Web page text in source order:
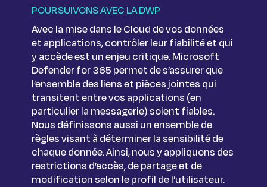
POURSUIVONS AVEC LA DWP
Avec la mise dans le Cloud de vos données
et applications, contrôler leur fiabilité et qui
y accède est un enjeu critique. Microsoft
Defender for 365 permet de s’assurer que
l’ensemble des liens et pièces jointes qui
transitent entre vos applications (en
particulier la messagerie) soient fiables.
Nous définissons aussi un ensemble de
règles visant à déterminer la sensibilité de
chaque donnée. Ainsi, nous y appliquons des
restrictions d’accès, de partage et de
modification selon le profil de l’utilisateur.